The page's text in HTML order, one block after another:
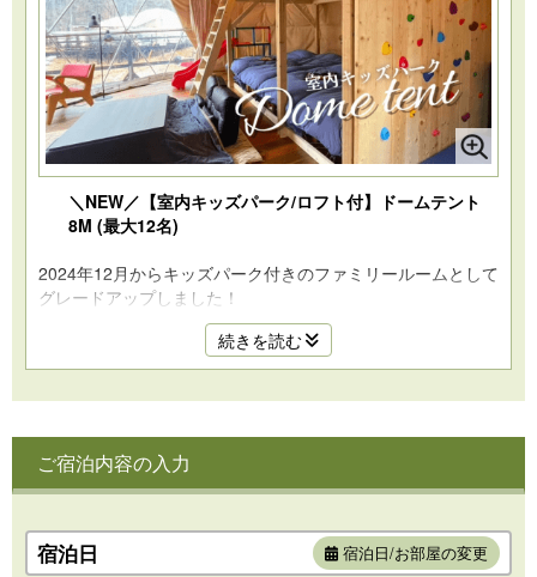
＼NEW／【室内キッズパーク/ロフト付】ドームテント
8M (最大12名)
2024年12月からキッズパーク付きのファミリールームとして
グレードアップしました！
最大12名まで泊まれる8mの大型ドームテントの室内キッズ
パーク付きのファミリールームです。
いう方に
敷布団も完備しておりますので、ご安心くださいませ♪
※ハイシーズンは大人3名以上から予約可能な場合がございま
す。
続きを読む
ご宿泊内容の入力
宿泊日 宿泊日/お部屋の変更